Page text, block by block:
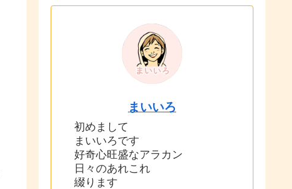
まいいろ
初めまして
まいいろです
好奇心旺盛なアラカン
日々のあれこれ
綴ります